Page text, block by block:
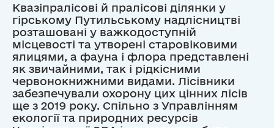
Квазіпралісові й пралісові ділянки у
гірському Путильському надлісництві
розташовані у важкодоступній
місцевості та утворені старовіковими
ялицями, а фауна і флора представлені
як звичайними, так і рідкісними
червонокнижними видами. Лісівники
забезпечували охорону цих цінних лісів
ще з 2019 року. Спільно з Управлінням
екології та природних ресурсів